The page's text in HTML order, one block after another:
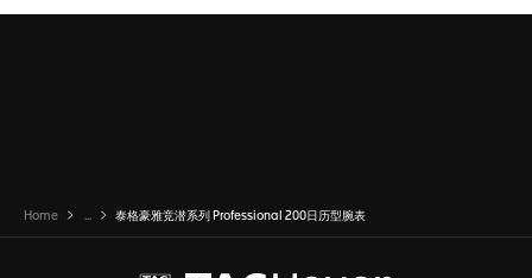
Home ... 泰格豪雅竞潜系列 Professional 200日历型腕表